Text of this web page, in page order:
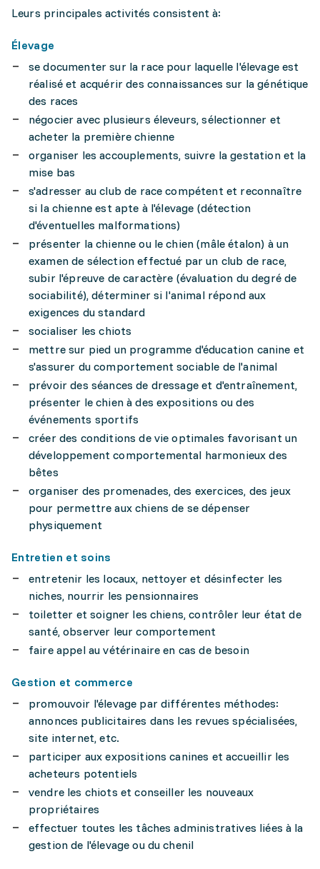
Leurs principales activités consistent à:
Élevage
se documenter sur la race pour laquelle l'élevage est
réalisé et acquérir des connaissances sur la génétique
des races
négocier avec plusieurs éleveurs, sélectionner et
acheter la première chienne
organiser les accouplements, suivre la gestation et la
mise bas
s'adresser au club de race compétent et reconnaître
si la chienne est apte à l'élevage (détection
d'éventuelles malformations)
présenter la chienne ou le chien (mâle étalon) à un
examen de sélection effectué par un club de race,
subir l'épreuve de caractère (évaluation du degré de
sociabilité), déterminer si l'animal répond aux
exigences du standard
socialiser les chiots
mettre sur pied un programme d'éducation canine et
s'assurer du comportement sociable de l'animal
prévoir des séances de dressage et d'entraînement,
présenter le chien à des expositions ou des
événements sportifs
créer des conditions de vie optimales favorisant un
développement comportemental harmonieux des
bêtes
organiser des promenades, des exercices, des jeux
pour permettre aux chiens de se dépenser
physiquement
Entretien et soins
entretenir les locaux, nettoyer et désinfecter les
niches, nourrir les pensionnaires
toiletter et soigner les chiens, contrôler leur état de
santé, observer leur comportement
faire appel au vétérinaire en cas de besoin
Gestion et commerce
promouvoir l'élevage par différentes méthodes:
annonces publicitaires dans les revues spécialisées,
site internet, etc.
participer aux expositions canines et accueillir les
acheteurs potentiels
vendre les chiots et conseiller les nouveaux
propriétaires
effectuer toutes les tâches administratives liées à la
gestion de l'élevage ou du chenil